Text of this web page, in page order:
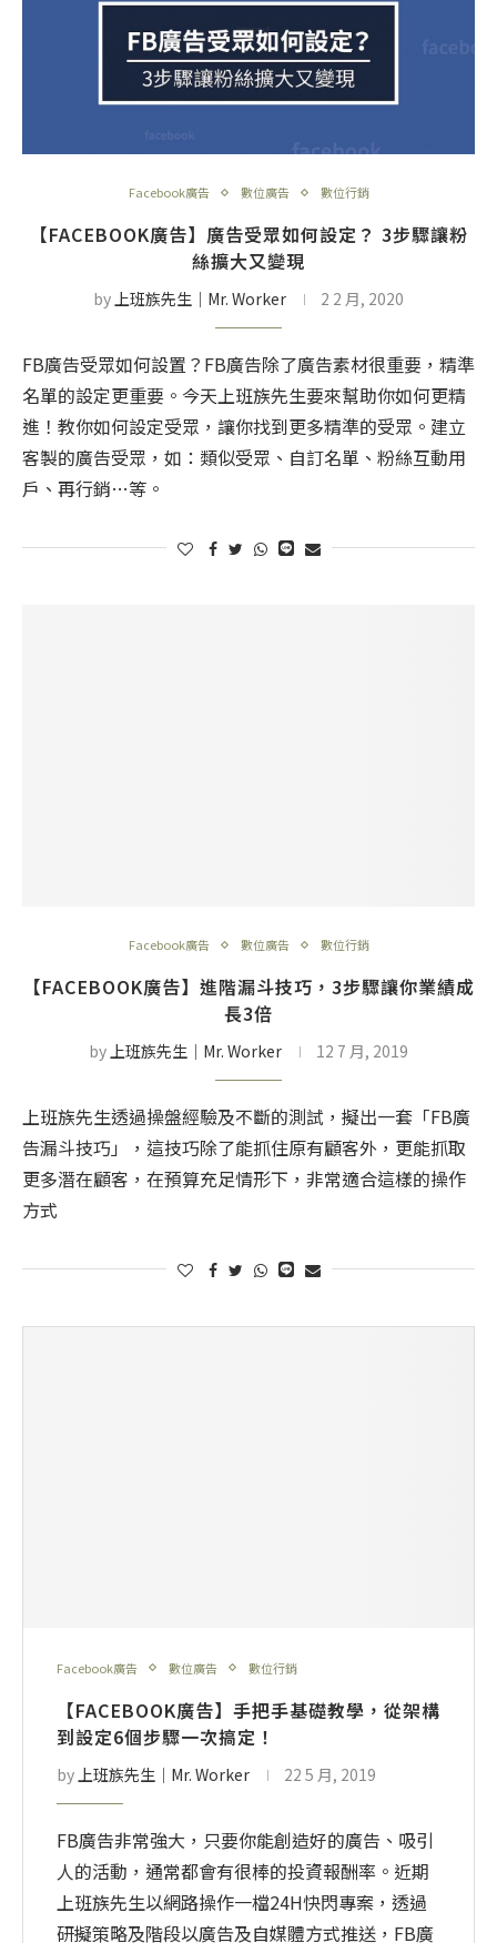
Facebook廣告 數位廣告 數位行銷
【FACEBOOK廣告】廣告受眾如何設定？ 3步驟讓粉
絲擴大又變現
by上班族先生│Mr. Worker 2 2 月, 2020
FB廣告受眾如何設置？FB廣告除了廣告素材很重要，精準
名單的設定更重要。今天上班族先生要來幫助你如何更精
進！教你如何設定受眾，讓你找到更多精準的受眾。建立
客製的廣告受眾，如：類似受眾、自訂名單、粉絲互動用
戶、再行銷…等。
Facebook廣告 數位廣告 數位行銷
【FACEBOOK廣告】進階漏斗技巧，3步驟讓你業績成
長3倍
by上班族先生│Mr. Worker 12 7 月, 2019
上班族先生透過操盤經驗及不斷的測試，擬出一套「FB廣
告漏斗技巧」，這技巧除了能抓住原有顧客外，更能抓取
更多潛在顧客，在預算充足情形下，非常適合這樣的操作
方式
Facebook廣告 數位廣告 數位行銷
【FACEBOOK廣告】手把手基礎教學，從架構
到設定6個步驟一次搞定！
by 上班族先生│Mr. Worker 22 5 月, 2019
FB廣告非常強大，只要你能創造好的廣告、吸引
人的活動，通常都會有很棒的投資報酬率。近期
上班族先生以網路操作一檔24H快閃專案，透過
研擬策略及階段以廣告及自媒體方式推送，FB廣